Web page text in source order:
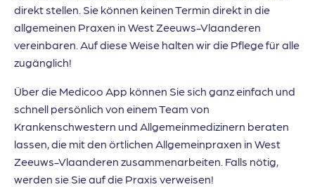
direkt stellen. Sie können keinen Termin direkt in die
allgemeinen Praxen in West Zeeuws-Vlaanderen
vereinbaren. Auf diese Weise halten wir die Pflege für alle
zugänglich!
Über die Medicoo App können Sie sich ganz einfach und
schnell persönlich von einem Team von
Krankenschwestern und Allgemeinmedizinern beraten
lassen, die mit den örtlichen Allgemeinpraxen in West
Zeeuws-Vlaanderen zusammenarbeiten. Falls nötig,
werden sie Sie auf die Praxis verweisen!